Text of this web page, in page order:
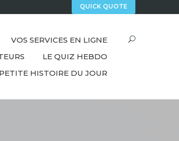
QUICK QUOTE
VOS SERVICES EN LIGNE
LE QUIZ HEBDO
HISTOIRE DU JOUR